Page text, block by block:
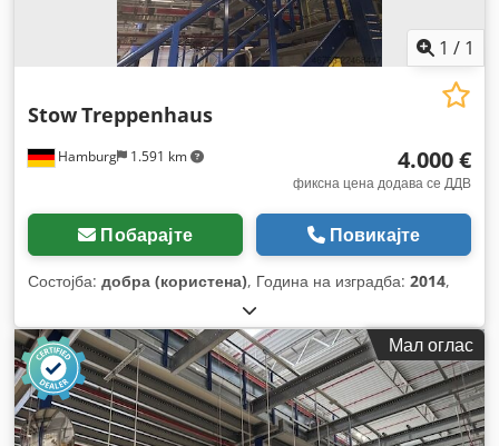
1 / 1
Hamburg 1.591 km
StowTreppenhaus
4.000 €
фиксна цена додава се ДДВ
Побарајте Повикајте
Состојба: добра (користена), Година на изградба: 2014,
Мал оглас